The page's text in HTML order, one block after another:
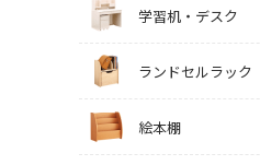
学習机・デスク
ランドセルラック
絵本棚